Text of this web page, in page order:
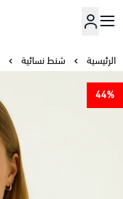
الرئيسية شنط نسائية
44%